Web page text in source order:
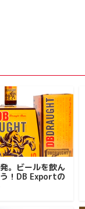
。ビールを飲ん
！DB Exportの